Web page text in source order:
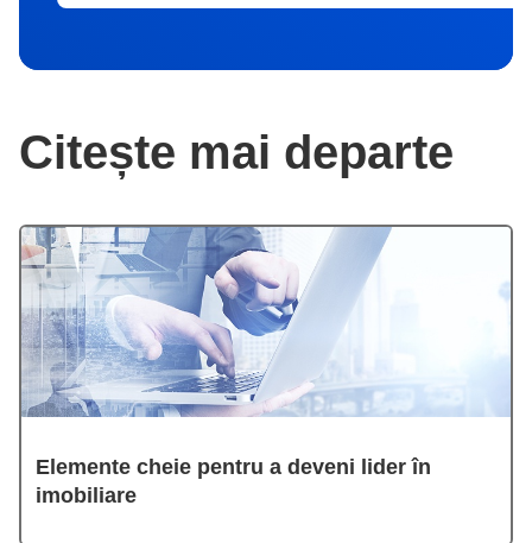
Citește mai departe
Elemente cheie pentru a deveni lider în
imobiliare